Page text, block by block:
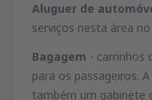
Aluguer de
serviços nesta área
Bagagem - carrinhos
para os passageiros.
também um gabinete